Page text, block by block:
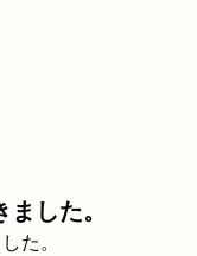
した。
た。